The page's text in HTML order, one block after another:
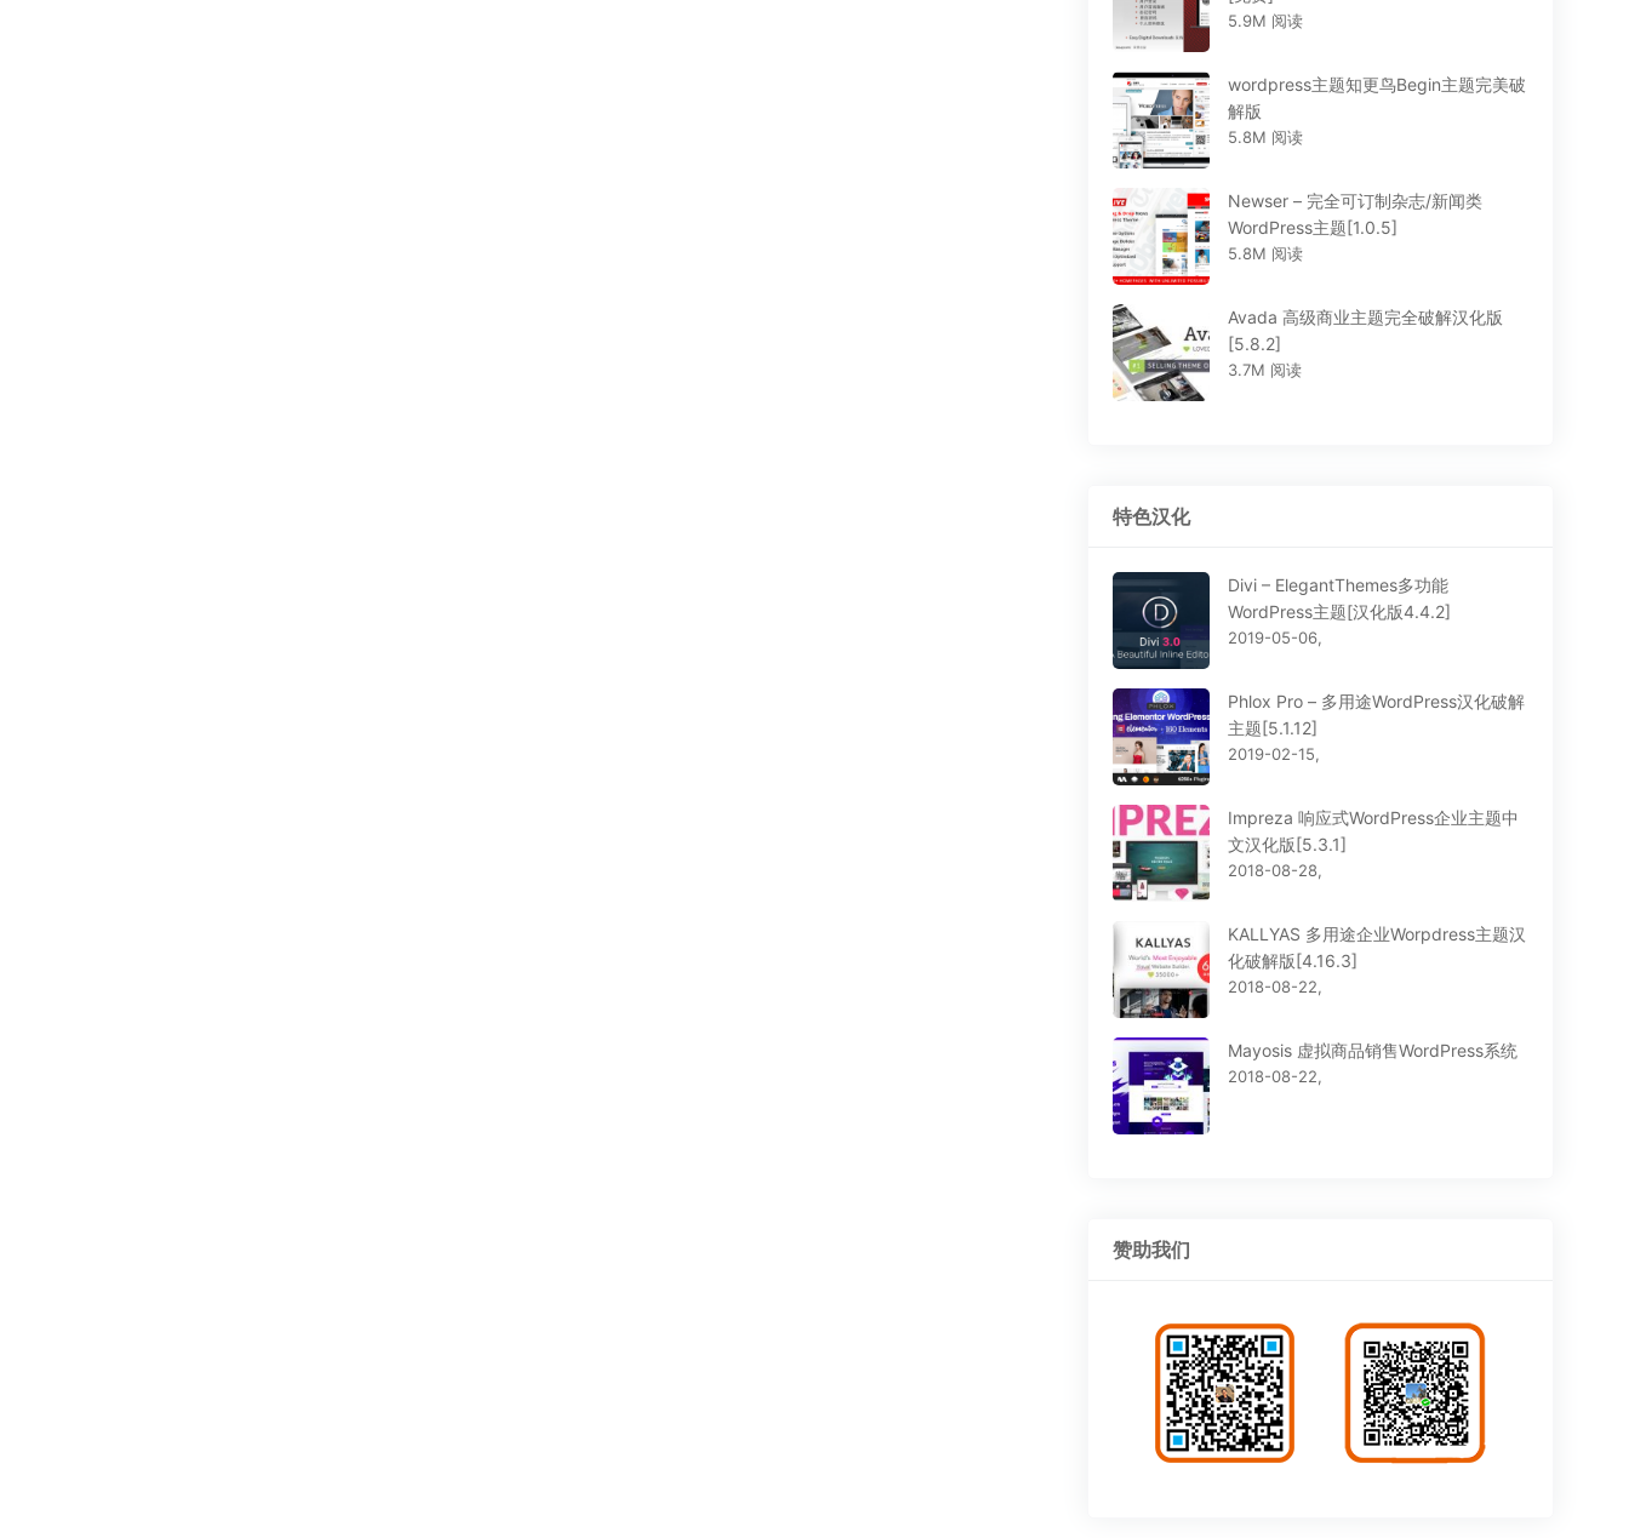
5.9M 阅读
wordpress主题知更鸟Begin主题完美破
解版
5.8M 阅读
Newser – 完全可订制杂志/新闻类
WordPress主题[1.0.5]
5.8M 阅读
Avada 高级商业主题完全破解汉化版
[5.8.2]
3.7M 阅读
特色汉化
Divi – ElegantThemes多功能
WordPress主题[汉化版4.4.2]
2019-05-06,
Phlox Pro – 多用途WordPress汉化破解
主题[5.1.12]
2019-02-15,
Impreza 响应式WordPress企业主题中
文汉化版[5.3.1]
2018-08-28,
KALLYAS 多用途企业Worpdress主题汉
化破解版[4.16.3]
2018-08-22,
Mayosis 虚拟商品销售WordPress系统
2018-08-22,
赞助我们